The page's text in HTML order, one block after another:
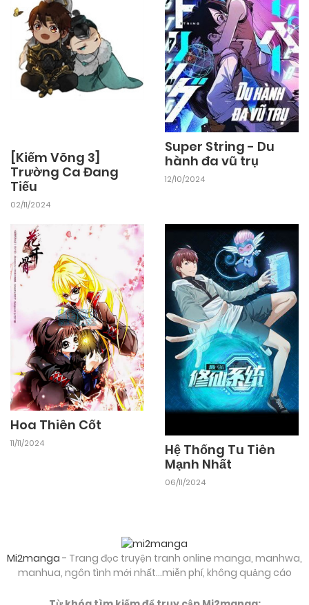
[Kiếm Võng 3]
Trường Ca Đang
Tiếu
02/11/2024
Super String - Du
hành đa vũ trụ
12/10/2024
Hoa Thiên Cốt
11/11/2024
Hệ Thống Tu Tiên
Mạnh Nhất
06/11/2024
Mi2manga - Trang đọc truyện tranh online manga, manhwa,
manhua, ngôn tình mới nhất...miễn phí, không quảng cáo